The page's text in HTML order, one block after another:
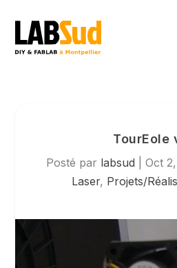
TourEole
Posté par labsud Oct
Laser, Projets/